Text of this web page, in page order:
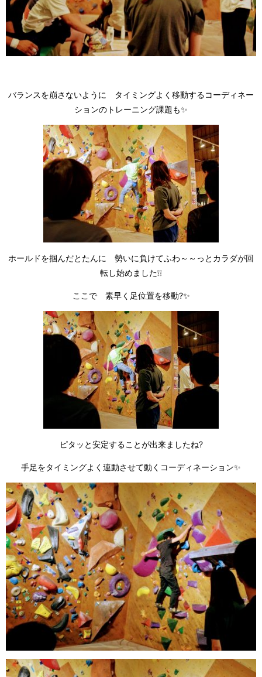
バランスを崩さないように タイミングよく移動するコーディネー
ションのトレーニング課題も✨
ホールドを掴んだとたんに 勢いに負けてふわ～～っとカラダが回
転し始めました❕❕
ここで 素早く足位置を移動?✨
ピタッと安定することが出来ましたね?
手足をタイミングよく連動させて動くコーディネーション✨